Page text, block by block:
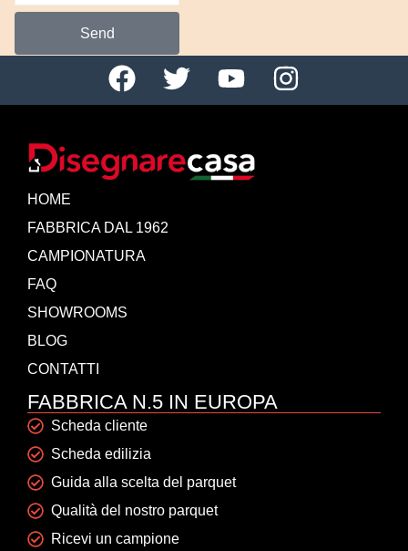
Send
HOME
FABBRICA DAL 1962
CAMPIONATURA
FAQ
SHOWROOMS
BLOG
CONTATTI
FABBRICA N.5 IN EUROPA
Scheda cliente
Scheda edilizia
Guida alla scelta del parquet
Qualità del nostro parquet
Ricevi un campione